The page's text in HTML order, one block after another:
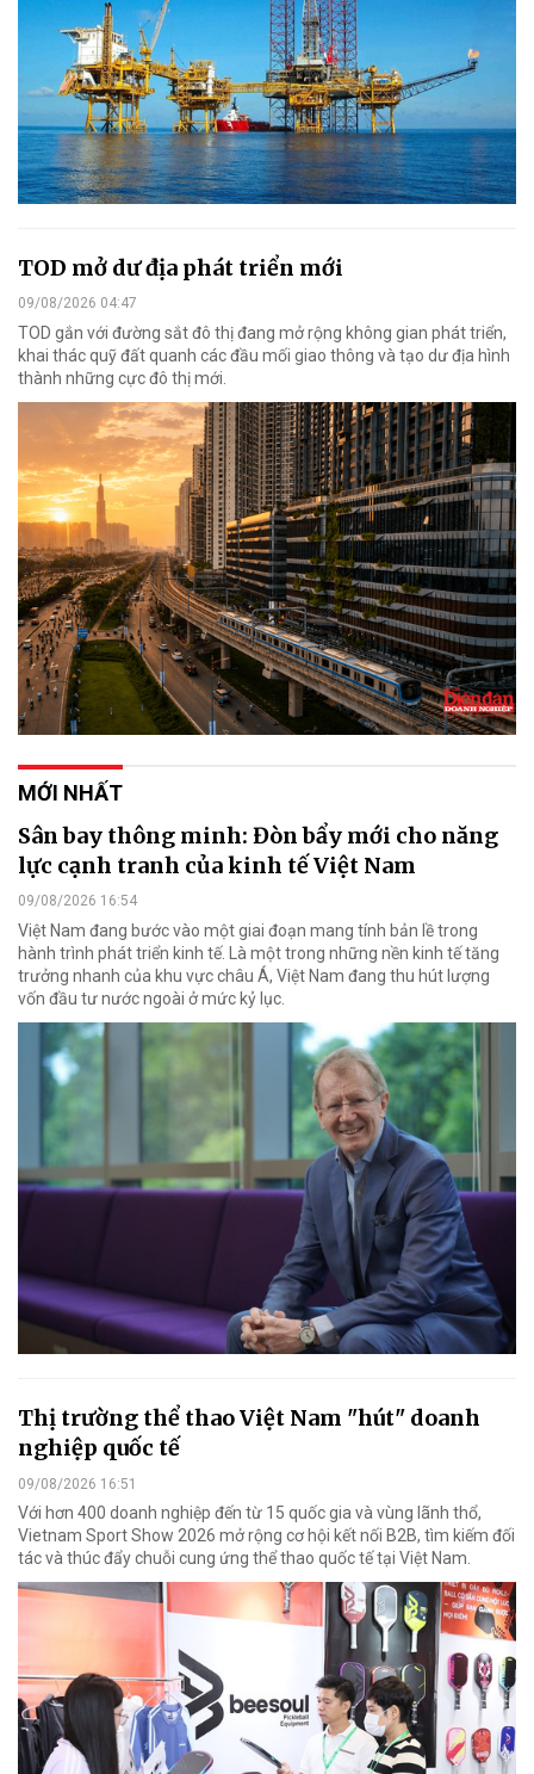
TOD mở dư địa phát triển mới
09/08/2026 04:47
TOD gắn với đường sắt đô thị đang mở rộng không gian phát triển,
khai thác quỹ đất quanh các đầu mối giao thông và tạo dư địa hình
thành những cực đô thị mới.
MỚI NHẤT
Sân bay thông minh: Đòn bẩy mới cho năng
lực cạnh tranh của kinh tế Việt Nam
09/08/2026 16:54
Việt Nam đang bước vào một giai đoạn mang tính bản lề trong
hành trình phát triển kinh tế. Là một trong những nền kinh tế tăng
trưởng nhanh của khu vực châu Á, Việt Nam đang thu hút lượng
vốn đầu tư nước ngoài ở mức kỷ lục.
Thị trường thể thao Việt Nam "hút" doanh
nghiệp quốc tế
09/08/2026 16:51
Với hơn 400 doanh nghiệp đến từ 15 quốc gia và vùng lãnh thổ,
Vietnam Sport Show 2026 mở rộng cơ hội kết nối B2B, tìm kiếm đối
tác và thúc đẩy chuỗi cung ứng thể thao quốc tế tại Việt Nam.